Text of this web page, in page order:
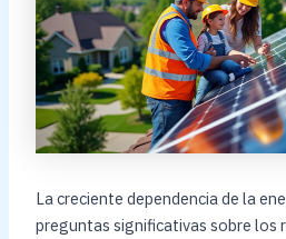
La creciente dependencia de la
preguntas significativas sobre los